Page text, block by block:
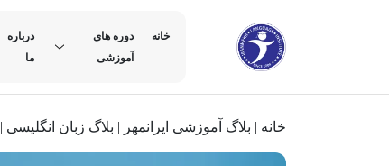
خانه
دوره های
آموزشی
درباره
ما
خانه | بلاگ آموزشی ایرانمهر | بلاگ زبان انگلیسی |